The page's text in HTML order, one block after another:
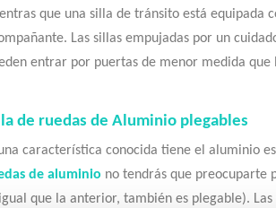
que una silla de tránsito está equipada
Las sillas empujadas por un
entrar por puertas de menor medida que
de ruedas de Aluminio plegables
característica conocida tiene el aluminio
de aluminio no tendrás que preocuparte
que la anterior, también es plegable).